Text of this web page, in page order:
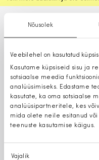
Nõusolek
Veebilehel on kasutatud
Kasutame küpsiseid sisu ja
sotsiaalse meedia
analüüsimiseks. Edastame
kasutate, ka oma sotsiaalse
analüüsipartneritele, kes
mida olete neile esitanud
teenuste kasutamise käigus.
Nõusoleku
Vajalik